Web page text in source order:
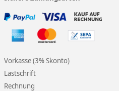
Vorkasse (3% Skonto)
Lastschrift
Rechnung